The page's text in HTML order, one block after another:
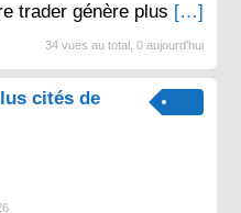
trader génère plus […]
34 vues au total, 0 aujourd'hui
cités de